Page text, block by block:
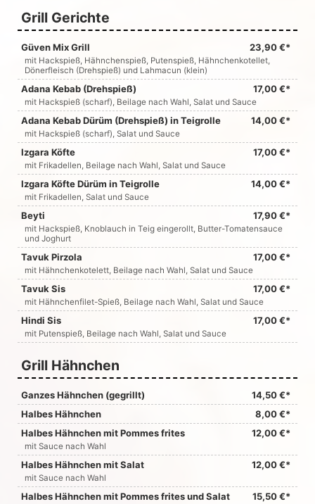
Grill Gerichte
Güven Mix Grill 23,90 €*
mit Hackspieß, Hähnchenspieß, Putenspieß, Hähnchenkotellet,
Dönerfleisch (Drehspieß) und Lahmacun (klein)
Adana Kebab (Drehspieß) 17,00 €*
mit Hackspieß (scharf), Beilage nach Wahl, Salat und Sauce
Adana Kebab Dürüm (Drehspieß) in Teigrolle 14,00 €*
mit Hackspieß (scharf), Salat und Sauce
Izgara Köfte 17,00 €*
mit Frikadellen, Beilage nach Wahl, Salat und Sauce
Izgara Köfte Dürüm in Teigrolle 14,00 €*
mit Frikadellen, Salat und Sauce
Beyti 17,90 €*
mit Hackspieß, Knoblauch in Teig eingerollt, Butter-Tomatensauce
und Joghurt
Tavuk Pirzola 17,00 €*
mit Hähnchenkotelett, Beilage nach Wahl, Salat und Sauce
Tavuk Sis 17,00 €*
mit Hähnchenfilet-Spieß, Beilage nach Wahl, Salat und Sauce
Hindi Sis 17,00 €*
mit Putenspieß, Beilage nach Wahl, Salat und Sauce
Grill Hähnchen
Ganzes Hähnchen (gegrillt)
14,50 €*
Halbes Hähnchen
8,00 €*
Halbes Hähnchen mit Pommes frites
12,00 €*
mit Sauce nach Wahl
Halbes Hähnchen mit Salat 12,00 €*
mit Sauce nach Wahl
Halbes Hähnchen mit Pommes frites und Salat 15,50 €*